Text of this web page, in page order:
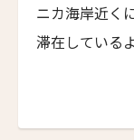
ル・ナルシス
Le Narcisse Blanc
ホテル・ノー
ニカ海岸近く
滞在している